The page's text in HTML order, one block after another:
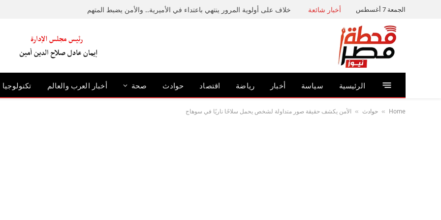
الجمعة 7 أغسطس أخبار شائعة خلاف على أولوية المرور ينتهي باعتداء في الأميرية.. والأمن يضبط المتهم
الرئيسية سياسة أخبار رياضة اقتصاد حوادث صحة أخبار العرب والعالم تكنولوجيا
Home
» حوادث » الأمن يكشف حقيقة صور متداولة لشخص يحمل سلاحًا ناريًا في سوهاج